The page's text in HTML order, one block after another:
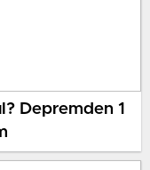
Depremden 1